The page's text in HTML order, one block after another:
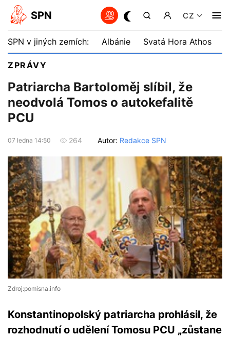
SPN CZ
SPN v jiných zemích: Albánie Svatá Hora Athos
ZPRÁVY
Patriarcha Bartoloměj slíbil, že
neodvolá Tomos o autokefalitě
PCU
07 ledna 14:50 264 Autor: Redakce SPN
Zdroj:pomisna.info
Konstantinopolský patriarcha prohlásil, že
rozhodnutí o udělení Tomosu PCU „zůstane